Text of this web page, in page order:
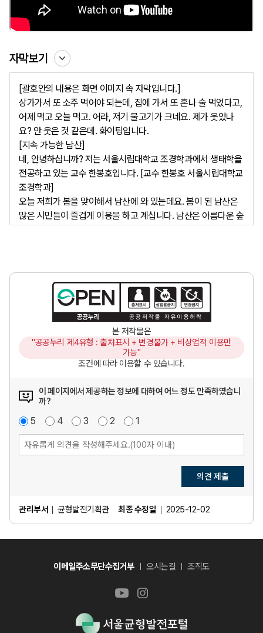
자막보기
[괄호안의 내용은 화면 이미지 속 자막입니다.]
상가가서 또 소주 먹어야 되는데, 집에 가서 또 혼나 술 먹었다고,
어제 먹고 오늘 먹고. 어라, 저기 물고기가 크네요. 제가 웃었나
요? 안 웃은 것 같은데. 화이팅입니다.
[지속 가능한 남산]
네, 안녕하십니까? 저는 서울시립대학교 조경학과에서 생태학을
전공하고 있는 교수 한봉호입니다. [교수 한봉호 서울시립대학교
조경학과]
오늘 저희가 봄을 맞이해서 남산에 와 있는데요. 봄이 된 남산은
많은 시민들이 즐겁게 이용을 하고 계십니다. 남산은 아름다운 숲
아픔도 있습니다. [남산의 아름다움과 비밀을 파헤쳐보는 시간!]
이렇게 오늘 남산의 아름다운 모습과 여러 가지 비밀들을 같이 한
번 들여다보겠습니다. 자, 그러면 출발해 보실까요?
[지속 가능한 남산]
[남산이 중요한 이유 1) 역사문화적 이유 2)생태적 이유 3)여가
및 관광]
남산은 서울에서 아주 중요한 공간입니다. 역사, 문화적으로도 중
요한 공간이고요, 남산은 조선시대 때 한양이 도성이 되어 가면서
여기에 도성도 축조가 됐고요. 그 당시부터 여기에 있는 숲을 제
이 심었고요. [송금정책을 실시한 조선시대 *생장에 적당한 곳을
정하고 벌목을 금해 소나무를 보호하는 정책]송금 정책이라는 것
을 써 가면서, 즉, 소나무 숲으로서 관리해 와서 지금도 남산의 남
쪽 사면에 보면 소나무들이 남아 있습니다. 그래서 역사적으로 아
주 중요한 공간이라고 보시면 될 것 같습니다. 생태적인 측면에서
화적 이유 2)생태적이유 3)여가 및 관광] 서울 전체 면적 중에
가운데에 있고요. 고립되어 있습니다. [도심 속 고립공간으로 도
심 생물을 품게 된 남산] 그러니까 도심 안에 살고 있었던 생물들
으로서 새 종류나 개구리 종류가 살아가는 아주 생태적으로 중요
1) 역사문화적 이유 2)생태적 이유 3)여가 및 관광
식 공간으로 상당히 중요하고요. 서울 시민들이 주말이나 휴식을
취할 때 가장 쉽게 찾아갈 수 있는 자연이고요. 거기다, 외국인들
본 저작물은
"공공누리 제4유형 : 출처표시 + 변경불가 + 비상업적 이용만
가능"
조건에 따라 이용할 수 있습니다.
이 페이지에서 제공하는 정보에 대하여 어느 정도 만족하였습니
까?
매
우
만
족
5
만
족
4점
보
통
3
불
만
족
2
매
우
불
만
1
의견 제출
관리부서 균형발전기획관 최종 수정일 2025-12-02
이메일주소무단수집거부 오시는길 조직도